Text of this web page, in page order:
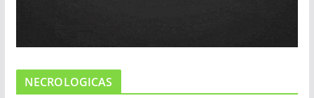
NECROLOGICAS